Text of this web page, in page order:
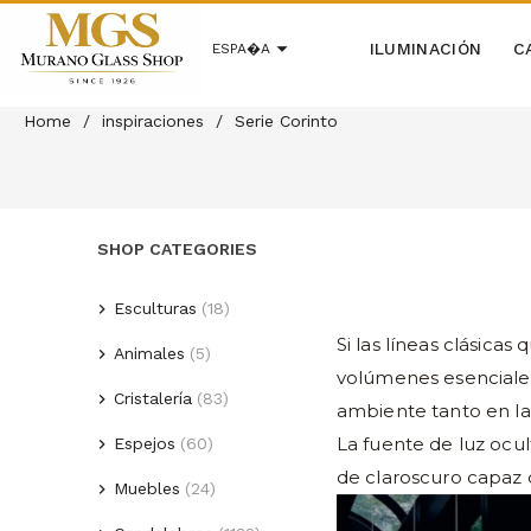
ESPA�A ILUMINACIÓN
Home / inspiraciones / Serie Corinto
Si las líneas clásicas
volúmenes
ambiente tanto en
La fuente de luz
de claroscuro capaz
SHOP CATEGORIES
Esculturas (18)
amantes (1)
Cabezas estilo
(5)
(12)
Animales (5)
Aves (2)
Piscis (3)
Cristalería (83)
Platillos centros de
(8)
Espejos (60)
Espejos venecianos
Muebles (24)